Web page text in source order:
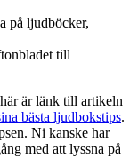
till
är länk till artikeln
bästa ljudbokstips.
Ni kanske har
med att lyssna på